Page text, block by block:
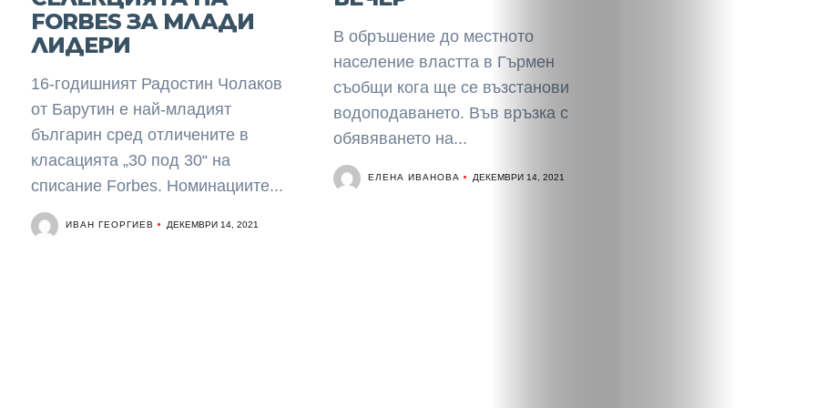
FORBES ЗА МЛАДИ
ЛИДЕРИ
16-годишният Радостин Чолаков
от Барутин е най-младият
българин сред отличените в
класацията „30 под 30“ на
списание Forbes. Номинациите...
ИВАН ГЕОРГИЕВ ДЕКЕМВРИ 14, 2021
В обръшение до местното
население властта в Гърмен
съобщи кога ще се възстанови
водоподаването. Във връзка с
обявяването на...
ЕЛЕНА ИВАНОВА ДЕКЕМВРИ 14, 2021